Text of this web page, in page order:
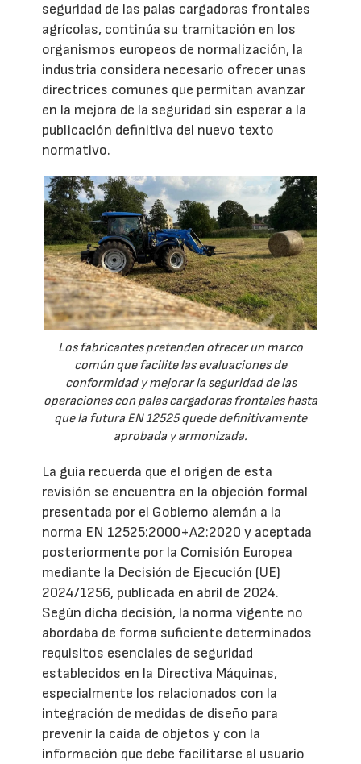
seguridad de las palas cargadoras frontales
agrícolas, continúa su tramitación en los
organismos europeos de normalización, la
industria considera necesario ofrecer unas
directrices comunes que permitan avanzar
en la mejora de la seguridad sin esperar a la
publicación definitiva del nuevo texto
normativo.
Los fabricantes pretenden ofrecer un marco
común que facilite las evaluaciones de
conformidad y mejorar la seguridad de las
operaciones con palas cargadoras frontales hasta
que la futura EN 12525 quede definitivamente
aprobada y armonizada.
La guía recuerda que el origen de esta
revisión se encuentra en la objeción formal
presentada por el Gobierno alemán a la
norma EN 12525:2000+A2:2020 y aceptada
posteriormente por la Comisión Europea
mediante la Decisión de Ejecución (UE)
2024/1256, publicada en abril de 2024.
Según dicha decisión, la norma vigente no
abordaba de forma suficiente determinados
requisitos esenciales de seguridad
establecidos en la Directiva Máquinas,
especialmente los relacionados con la
integración de medidas de diseño para
prevenir la caída de objetos y con la
información que debe facilitarse al usuario